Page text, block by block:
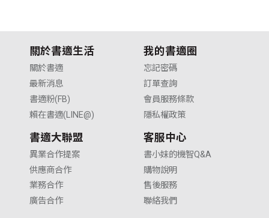
關於書適生活
關於書適
最新消息
書適粉(FB)
賴在書適(LINE@)
我的書適圈
忘記密碼
訂單查詢
會員服務條款
隱私權政策
書適大聯盟
異業合作提案
供應商合作
業務合作
廣告合作
客服中心
書小妹的機智Q&A
購物說明
售後服務
聯絡我們